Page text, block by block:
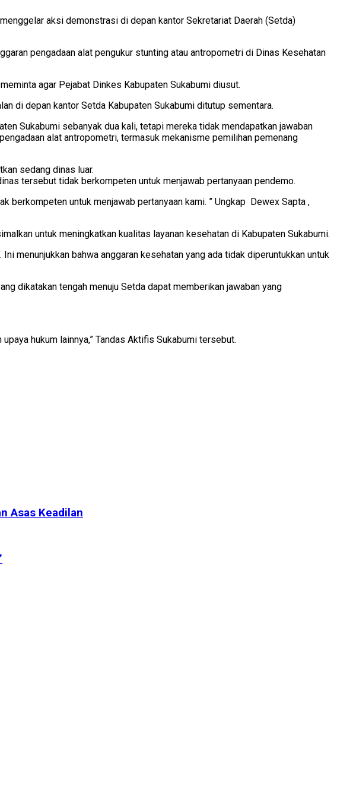
aksi demonstrasi di depan kantor Sekretariat Daerah (Setda)
pengadaan alat pengukur stunting atau antropometri di Dinas Kesehatan
agar Pejabat Dinkes Kabupaten Sukabumi diusut.
di depan kantor Setda Kabupaten Sukabumi ditutup sementara.
Sukabumi sebanyak dua kali, tetapi mereka tidak mendapatkan jawaban
alat antropometri, termasuk mekanisme pemilihan pemenang
sedang dinas luar.
tersebut tidak berkompeten untuk menjawab pertanyaan pendemo.
berkompeten untuk menjawab pertanyaan kami. ” Ungkap Dewex Sapta ,
untuk meningkatkan kualitas layanan kesehatan di Kabupaten Sukabumi.
menunjukkan bahwa anggaran kesehatan yang ada tidak diperuntukkan untuk
dikatakan tengah menuju Setda dapat memberikan jawaban yang
hukum lainnya,” Tandas Aktifis Sukabumi tersebut.
Asas Keadilan